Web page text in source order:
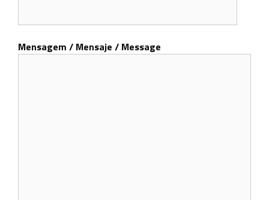
Mensagem / Mensaje / Message